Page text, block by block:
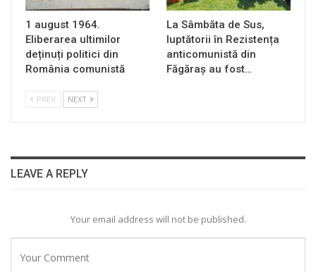
1 august 1964.
Eliberarea ultimilor
deținuți politici din
România comunistă
La Sâmbăta de Sus,
luptătorii în Rezistența
anticomunistă din
Făgăraș au fost…
PREV NEXT
LEAVE A REPLY
Your email address will not be published.